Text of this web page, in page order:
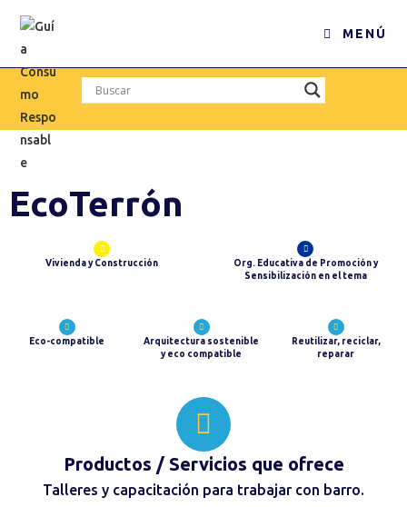
MENÚ
EcoTerrón
Vivienda y Construcción
Org. Educativa de Promoción y
Sensibilización en el tema
Eco-compatible
Arquitectura sostenible
y eco compatible
Reutilizar, reciclar,
reparar
Productos / Servicios que ofrece
Talleres y capacitación para trabajar con barro.